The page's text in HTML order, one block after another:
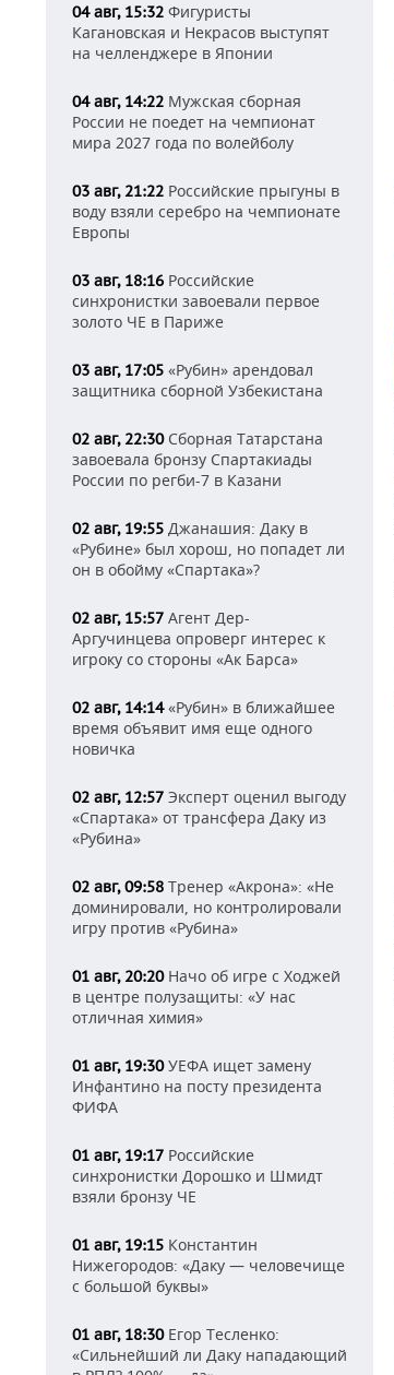
04 авг, 15:32 Фигуристы
Кагановская и Некрасов выступят
на челленджере в Японии
04 авг, 14:22 Мужская сборная
России не поедет на чемпионат
мира 2027 года по волейболу
03 авг, 21:22 Российские прыгуны в
воду взяли серебро на чемпионате
Европы
03 авг, 18:16 Российские
синхронистки завоевали первое
золото ЧЕ в Париже
03 авг, 17:05 «Рубин» арендовал
защитника сборной Узбекистана
02 авг, 22:30Сборная Татарстана
завоевала бронзу Спартакиады
России по регби-7 в Казани
02 авг, 19:55 Джанашия: Даку в
«Рубине» был хорош, но попадет ли
он в обойму «Спартака»?
02 авг, 15:57 Агент Дер-
Аргучинцева опроверг интерес к
игроку со стороны «Ак Барса»
02 авг, 14:14«Рубин» в ближайшее
время объявит имя еще одного
новичка
02 авг, 12:57 Эксперт оценил выгоду
«Спартака» от трансфера Даку из
«Рубина»
02 авг, 09:58 Тренер «Акрона»: «Не
доминировали, но контролировали
игру против «Рубина»
01 авг, 20:20Начо об игре с Ходжей
в центре полузащиты: «У нас
отличная химия»
01 авг, 19:30УЕФА ищет замену
Инфантино на посту президента
ФИФА
01 авг, 19:17 Российские
синхронистки Дорошко и Шмидт
взяли бронзу ЧЕ
01 авг, 19:15 Константин
Нижегородов: «Даку — человечище
с большой буквы»
01 авг, 18:30Егор Тесленко:
«Сильнейший ли Даку нападающий